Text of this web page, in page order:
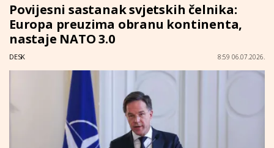
Povijesni sastanak svjetskih čelnika:
Europa preuzima obranu kontinenta,
nastaje NATO 3.0
DESK 8:59 06.07.2026.